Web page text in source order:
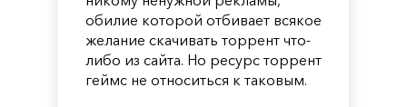
обилие которой отбивает всякое
желание скачивать торрент что-
либо из сайта. Но ресурс торрент
геймс не относиться к таковым.